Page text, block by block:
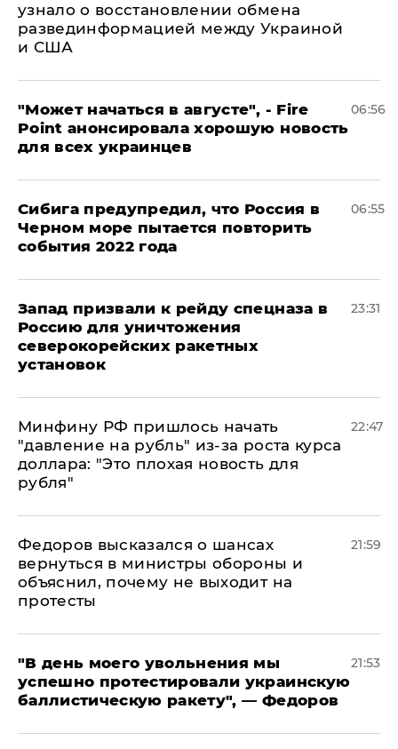
узнало о восстановлении обмена
развединформацией между Украиной
и США
"Может начаться в августе", - Fire
Point анонсировала хорошую новость
для всех украинцев
06:56
Сибига предупредил, что Россия в
Черном море пытается повторить
события 2022 года
06:55
Запад призвали к рейду спецназа в
Россию для уничтожения
северокорейских ракетных
установок
23:31
Минфину РФ пришлось начать
"давление на рубль" из-за роста курса
доллара: "Это плохая новость для
рубля"
22:47
Федоров высказался о шансах
вернуться в министры обороны и
объяснил, почему не выходит на
протесты
21:59
​"В день моего увольнения мы
успешно протестировали украинскую
баллистическую ракету", — Федоров
21:53